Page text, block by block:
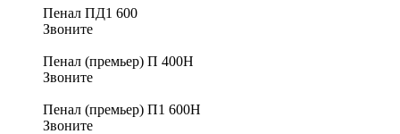
Пенал ПД1 600
Звоните
Пенал (премьер) П 400Н
Звоните
Пенал (премьер) П1 600Н
Звоните